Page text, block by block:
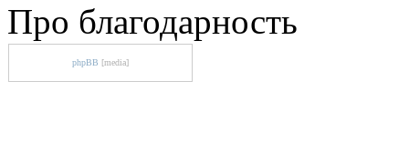
Про благодарность
phpBB [media]